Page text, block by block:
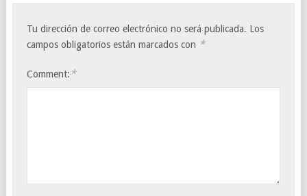
Tu dirección de correo electrónico no será publicada. Los
campos obligatorios están marcados con *
Comment: *